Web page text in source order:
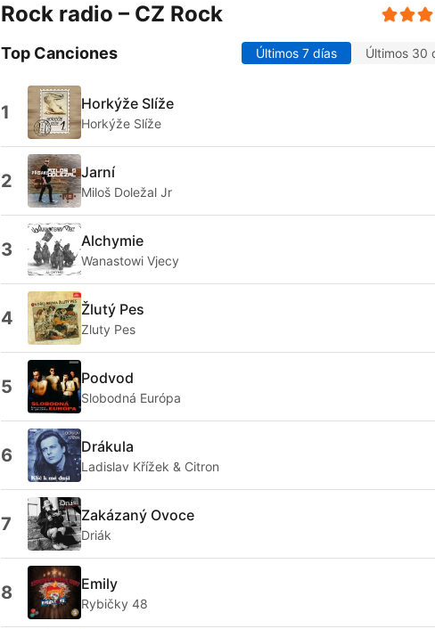
Rock radio – CZ Rock
Top Canciones Últimos 7 días Últimos 30
1 Horkýže Slíže
Horkýže Slíže
2 Jarní
Miloš Doležal Jr
3 Alchymie
Wanastowi Vjecy
4 Žlutý Pes
Zluty Pes
5 Podvod
Slobodná Európa
6 Drákula
Ladislav Křížek & Citron
7 Zakázaný Ovoce
Driák
8 Emily
Rybičky 48